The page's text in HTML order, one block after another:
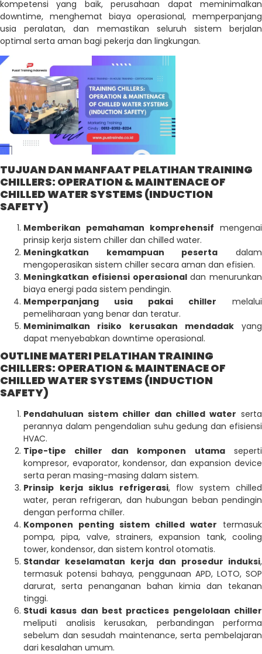
kompetensi yang baik, perusahaan dapat meminimalkan
downtime, menghemat biaya operasional, memperpanjang
usia peralatan, dan memastikan seluruh sistem berjalan
optimal serta aman bagi pekerja dan lingkungan.
TUJUAN DAN MANFAAT PELATIHAN TRAINING
CHILLERS: OPERATION & MAINTENACE OF
CHILLED WATER SYSTEMS (INDUCTION
SAFETY)
Memberikan pemahaman komprehensif mengenai
prinsip kerja sistem chiller dan chilled water.
Meningkatkan kemampuan peserta dalam
mengoperasikan sistem chiller secara aman dan efisien.
Meningkatkan efisiensi operasionaldan menurunkan
biaya energi pada sistem pendingin.
Memperpanjang usia pakai chiller melalui
pemeliharaan yang benar dan teratur.
Meminimalkan risiko kerusakan mendadakyang
dapat menyebabkan downtime operasional.
OUTLINE MATERI PELATIHAN TRAINING
CHILLERS: OPERATION & MAINTENACE OF
CHILLED WATER SYSTEMS (INDUCTION
SAFETY)
Pendahuluan sistem chiller dan chilled water serta
perannya dalam pengendalian suhu gedung dan efisiensi
HVAC.
Tipe-tipe chiller dan komponen utamaseperti
kompresor, evaporator, kondensor, dan expansion device
serta peran masing-masing dalam sistem.
Prinsip kerja siklus refrigerasi, flow system chilled
water, peran refrigeran, dan hubungan beban pendingin
dengan performa chiller.
Komponen penting sistem chilled water termasuk
pompa, pipa, valve, strainers, expansion tank, cooling
tower, kondensor, dan sistem kontrol otomatis.
Standar keselamatan kerja dan prosedur induksi,
termasuk potensi bahaya, penggunaan APD, LOTO, SOP
darurat, serta penanganan bahan kimia dan tekanan
tinggi.
Studi kasus dan best practices pengelolaan chiller
meliputi analisis kerusakan, perbandingan performa
sebelum dan sesudah maintenance, serta pembelajaran
dari kesalahan umum.